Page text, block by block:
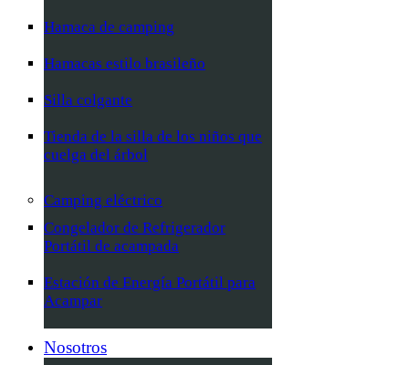
Hamaca de camping
Hamacas estilo brasileño
Silla colgante
Tienda de la silla de los niños que
cuelga del árbol
Camping eléctrico
Congelador de Refrigerador
Portátil de acampada
Estación de Energía Portátil para
Acampar
Nosotros